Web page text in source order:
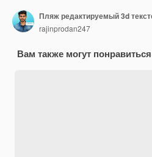
Пляж редактируемый 3d
rajinprodan247
Вам также могут